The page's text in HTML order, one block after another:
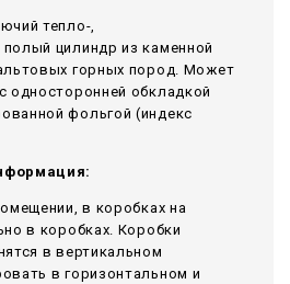
тепло-,
цилиндр из каменной
горных пород. Может
односторонней обкладкой
фольгой (индекс
в коробках на
в коробках. Коробки
в вертикальном
в горизонтальном и